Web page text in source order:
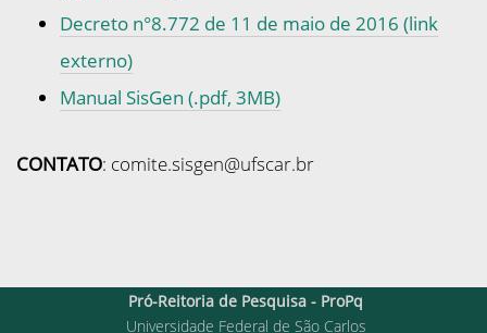
Decreto n°8.772 de 11 de maio de 2016 (link
externo)
Manual SisGen (.pdf, 3MB)
CONTATO: comite.sisgen@ufscar.br
Pró-Reitoria de Pesquisa - ProPq
Universidade Federal de São Carlos